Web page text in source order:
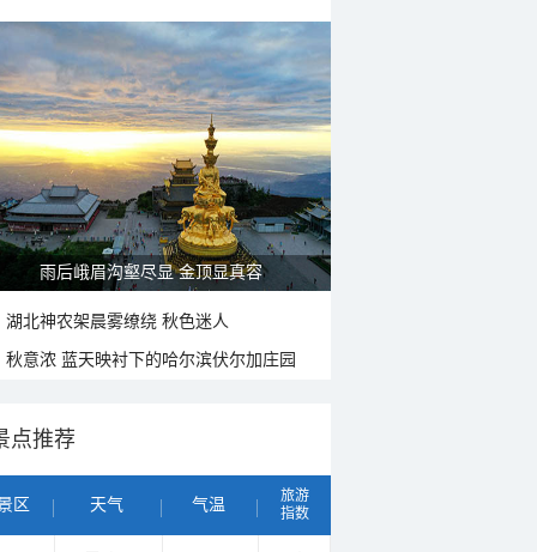
雨后峨眉沟壑尽显 金顶显真容
湖北神农架晨雾缭绕 秋色迷人
秋意浓 蓝天映衬下的哈尔滨伏尔加庄园
点推荐
区 天气 气温
旅游
指数